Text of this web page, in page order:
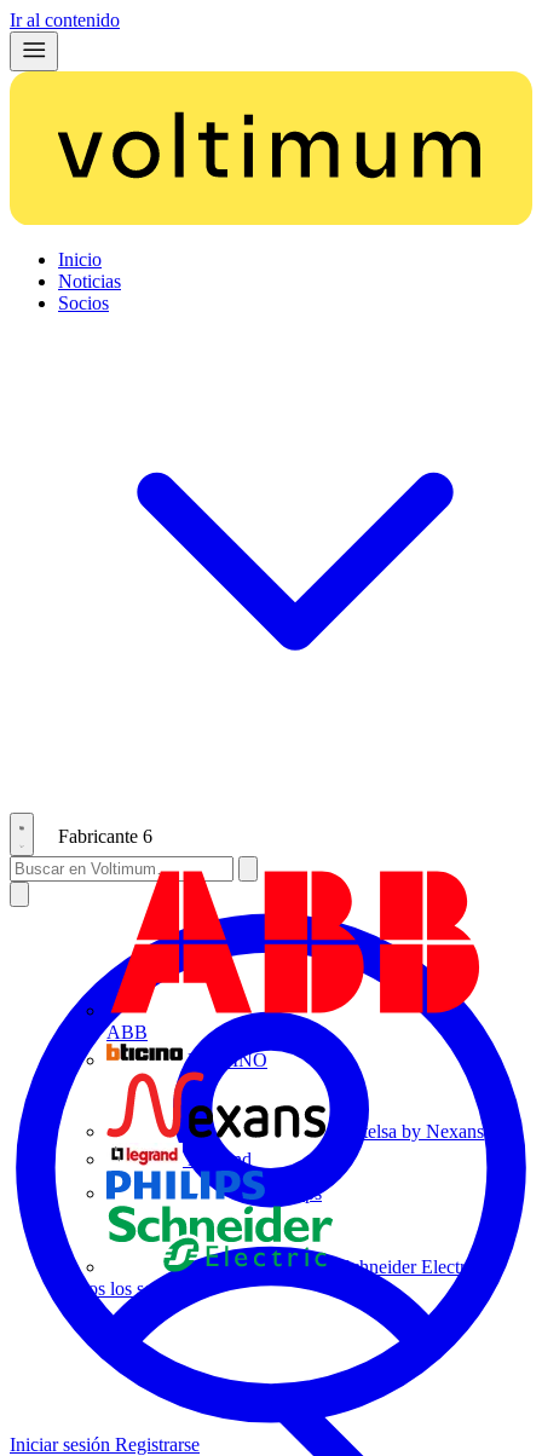
Ir al contenido
Inicio
Noticias
Socios
Fabricante 6
ABB
BTICINO
Centelsa by Nexans
Legrand
Philips
Schneider Electric
Todos los socios
Iniciar sesión Registrarse